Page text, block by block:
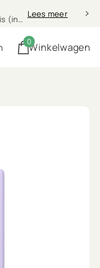
thuis Lees meer
Winkelwagen
0